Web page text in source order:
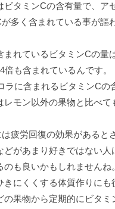
ビタミンCの含有量で、ア
が多く含まれている事が謳
まれているビタミンCの量
倍も含まれているんです。
ラに含まれるビタミンCの
レモン以外の果物と⽐べて
疲労回復の効果があると
どがあまり好きではない⼈
のも良いかもしれませんね。
きにくくする体質作りにも
の果物から定期的にビタミ